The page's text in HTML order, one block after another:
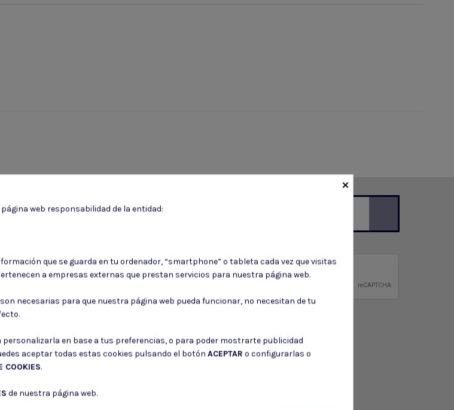
mis datos para los fines indicados en laPolítica de privacidad
mis datos personales para recibir publicidad de su entidad.
×
web responsabilidad de la entidad:
que se guarda en tu ordenador, “smartphone” o tableta cada vez que visitas
a empresas externas que prestan servicios para nuestra página web.
necesarias para que nuestra página web pueda funcionar, no necesitan de tu
en base a tus preferencias, o para poder mostrarte publicidad
aceptar todas estas cookies pulsando el botón ACEPTAR o configurarlas o
COOKIES.
de nuestra página web.